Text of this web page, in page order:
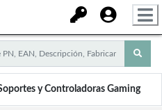
y Controladoras Gaming